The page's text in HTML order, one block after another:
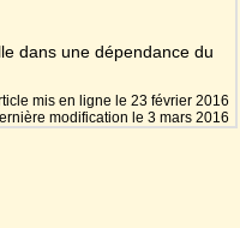
dans une dépendance du
mis en ligne le23 février 2016
modification le 3 mars 2016